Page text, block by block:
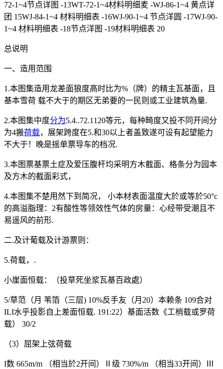
72-1~4节点详图 -13WT-72-1~4材料明细麦 -WJ-86-1~4 黄点详
团 15WJ-84-1~4 材料明细表 -16WJ-90-1~4 节点洋圆 -17WJ-90-
1~4 材料明细表 -18节点洋图 -19材料明细表 20
总说明
一、造用范围
1.本图集造用龙差面狼度高时比为%（牌）的精主瓦基面，且
基本雪荷 载不大于的期区无弟要的一民则或工业建筑為量.
2.本图集中度分为5.4..72.1120等元，每种畸度又投不同开间分
为4搬荷载，展架跨度在5.和30以上者盖致遂可设有起望能力
不大于！晚是摇单票导车的档况.
3.本图票基票土症及爱压腹杆均采明方木截面、格条分为园本
及方木的截面彩式，
4.本图集不楚用然下到简况， 小本材表面温度大於或等於50°c
的高溢脂理：2有酸性等领效性气体的房量：心经带受潮且不
易遥风的前形.
二.及计葡载及计游票则：
5.荷载，.
小崖面恒载：（投草死坐浆瓦基百政處）
5/草范（月 苇箔（三层) 10%反手友（月20）本赖条 109合对
ILI水乎投影自上差面恒载. 191:22）基面活数《工梢载或罗荷
载） 30/2
（3）屈架上弦荷载
I数 665m/m （相当於2开间）Ⅱ级 730%/m （相当33开间）Ⅲ